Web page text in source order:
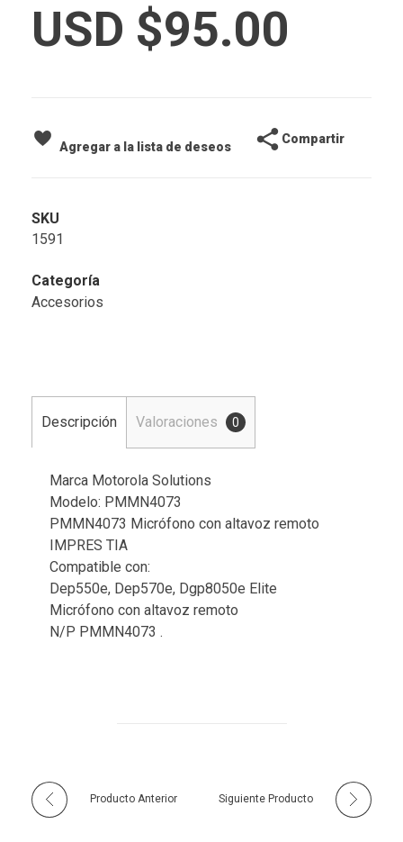
USD $95.00
Agregar a la lista de deseos
Compartir
SKU
1591
Categoría
Accesorios
Descripción Valoraciones 0
Marca Motorola Solutions
Modelo: PMMN4073
PMMN4073 Micrófono con altavoz remoto
IMPRES TIA
Compatible con:
Dep550e, Dep570e, Dgp8050e Elite
Micrófono con altavoz remoto
N/P PMMN4073 .
Producto Anterior Siguiente Producto